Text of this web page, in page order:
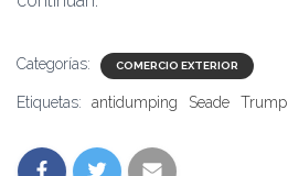
Categorías: COMERCIO EXTERIOR
Etiquetas: antidumping Seade Trump